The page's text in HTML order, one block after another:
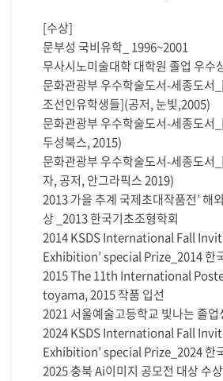
[수상]
문부성 국비유학_ 1996~2001
무사시노미술대학 대학원 졸업 우수
문화관광부 우수학술도서-세종도서
조선인유학생들](공저, 눈빛,2005)
문화관광부 우수학술도서-세종도서
두성북스, 2015)
문화관광부 우수학술도서-세종도서
자, 공저, 안그라픽스 2019)
2013 가을 추계 국제초대작품전’ 해
상 _2013 한국기초조형학회
2014 KSDS International Fall
Exhibition’ special Prize_2014 한
2015 The 11th International
toyama, 2015 작품 입선
2021 서울예술고등학교 빛나는 졸업
2024 KSDS International Fall
Exhibition’ special Prize_2024 한
2025 충북 Ai이미지 공모전 대상 수상